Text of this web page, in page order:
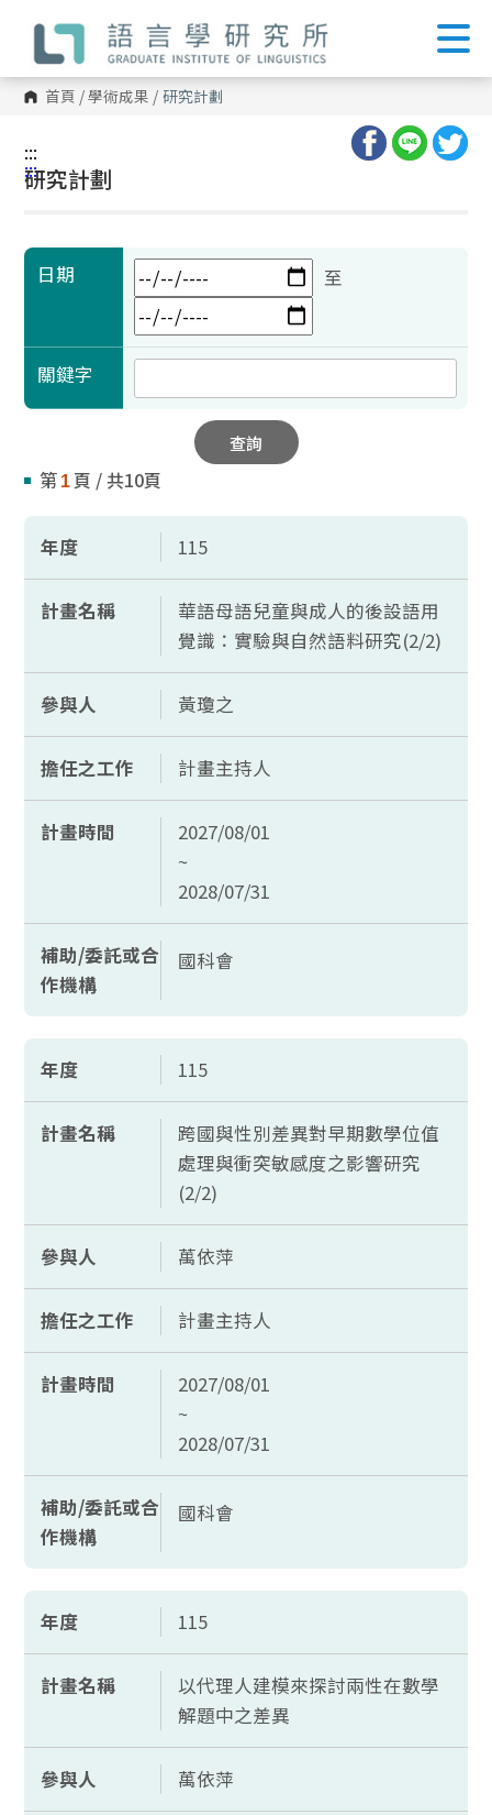
內
容 首頁 /學術成果 / 研究計劃
:::
:::
研究計劃
日期 至
關鍵字
查詢
第 1 頁 / 共10頁
年度 115
計畫名稱
華語母語兒童與成人的後設語用
覺識：實驗與自然語料研究(2/2)
參與人 黃瓊之
擔任之工作 計畫主持人
計畫時間
2027/08/01
~
2028/07/31
補助/委託或合
作機構
國科會
年度 115
計畫名稱
跨國與性別差異對早期數學位值
處理與衝突敏感度之影響研究
(2/2)
參與人 萬依萍
擔任之工作 計畫主持人
計畫時間
2027/08/01
~
2028/07/31
補助/委託或合
作機構
國科會
年度 115
計畫名稱
以代理人建模來探討兩性在數學
解題中之差異
參與人 萬依萍